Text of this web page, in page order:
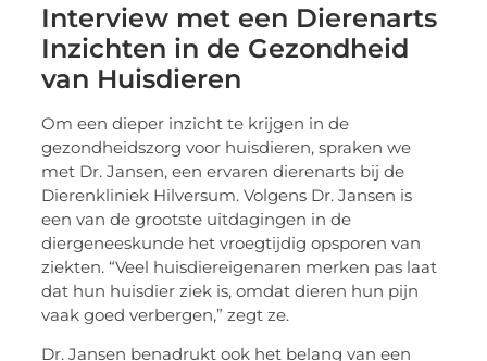
Interview met een Dierenarts
Inzichten in de Gezondheid
van Huisdieren
Om een dieper inzicht te krijgen in de
gezondheidszorg voor huisdieren, spraken we
met Dr. Jansen, een ervaren dierenarts bij de
Dierenkliniek Hilversum. Volgens Dr. Jansen is
een van de grootste uitdagingen in de
diergeneeskunde het vroegtijdig opsporen van
ziekten. “Veel huisdiereigenaren merken pas laat
dat hun huisdier ziek is, omdat dieren hun pijn
vaak goed verbergen,” zegt ze.
Dr. Jansen benadrukt ook het belang van een